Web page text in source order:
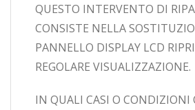
QUESTO INTERVENTO DI
CONSISTE NELLA
PANNELLO DISPLAY LCD
REGOLARE VISUALIZZAZIONE.
IN QUALI CASI O CONDIZIONI